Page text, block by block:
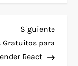
Siguiente
Gratuitos para
React